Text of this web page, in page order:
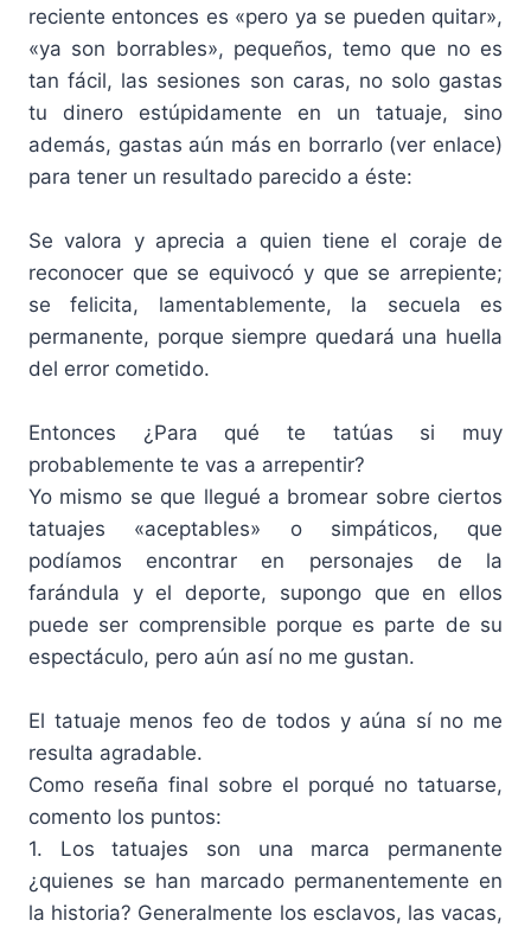
reciente entonces es «pero ya se pueden quitar»,
«ya son borrables», pequeños, temo que no es
tan fácil, las sesiones son caras, no solo gastas
tu dinero estúpidamente en un tatuaje, sino
además, gastas aún más en borrarlo (ver enlace)
para tener un resultado parecido a éste:
Se valora y aprecia a quien tiene el coraje de
reconocer que se equivocó y que se arrepiente;
se felicita, lamentablemente, la secuela es
permanente, porque siempre quedará una huella
del error cometido.
Entonces ¿Para qué te tatúas si muy
probablemente te vas a arrepentir?
Yo mismo se que llegué a bromear sobre ciertos
tatuajes «aceptables» o simpáticos, que
podíamos encontrar en personajes de la
farándula y el deporte, supongo que en ellos
puede ser comprensible porque es parte de su
espectáculo, pero aún así no me gustan.
El tatuaje menos feo de todos y aúna sí no me
resulta agradable.
Como reseña final sobre el porqué no tatuarse,
comento los puntos:
1. Los tatuajes son una marca permanente
¿quienes se han marcado permanentemente en
la historia? Generalmente los esclavos, las vacas,